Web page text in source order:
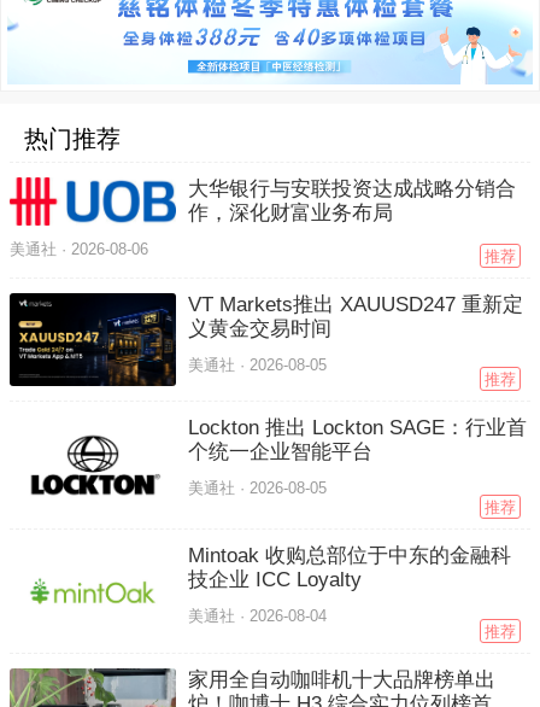
热门推荐
大华银行与安联投资达成战略分销合
作，深化财富业务布局
美通社 · 2026-08-06 推荐
VT Markets推出 XAUUSD247 重新定
义黄金交易时间
美通社 ·2026-08-05
推荐
Lockton 推出 Lockton SAGE：行业首
个统一企业智能平台
美通社 ·2026-08-05
推荐
Mintoak 收购总部位于中东的金融科
技企业 ICC Loyalty
美通社 · 2026-08-04
推荐
家用全自动咖啡机十大品牌榜单出